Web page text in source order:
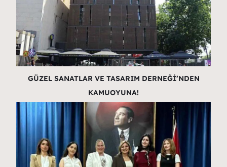
GÜZEL SANATLAR VE TASARIM DERNEĞİ’NDEN
KAMUOYUNA!